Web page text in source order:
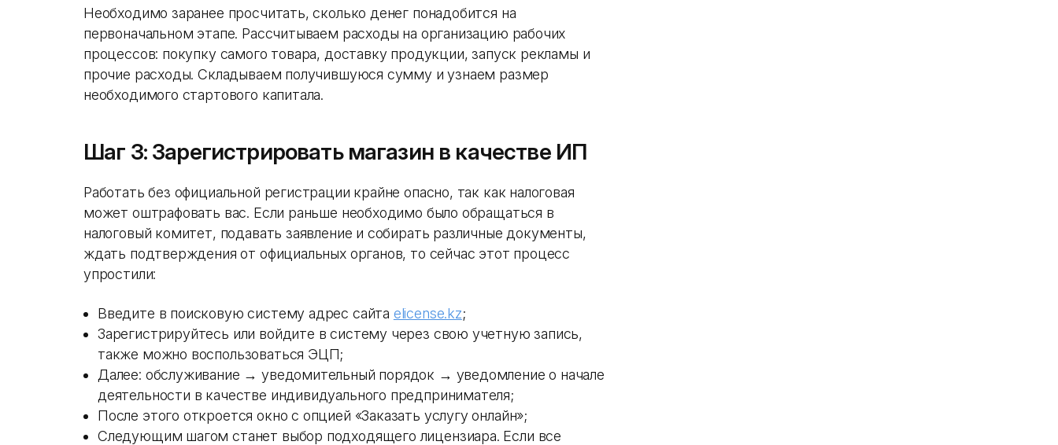
Необходимо заранее просчитать, сколько денег понадобится на
первоначальном этапе. Рассчитываем расходы на организацию рабочих
процессов: покупку самого товара, доставку продукции, запуск рекламы и
прочие расходы. Складываем получившуюся сумму и узнаем размер
необходимого стартового капитала.
Шаг 3: Зарегистрировать магазин в качестве ИП
Работать без официальной регистрации крайне опасно, так как налоговая
может оштрафовать вас. Если раньше необходимо было обращаться в
налоговый комитет, подавать заявление и собирать различные документы,
ждать подтверждения от официальных органов, то сейчас этот процесс
упростили:
Введите в поисковую систему адрес сайта elicense.kz;
Зарегистрируйтесь или войдите в систему через свою учетную запись,
также можно воспользоваться ЭЦП;
Далее: обслуживание → уведомительный порядок → уведомление о начале
деятельности в качестве индивидуального предпринимателя;
После этого откроется окно с опцией «Заказать услугу онлайн»;
Следующим шагом станет выбор подходящего лицензиара. Если все